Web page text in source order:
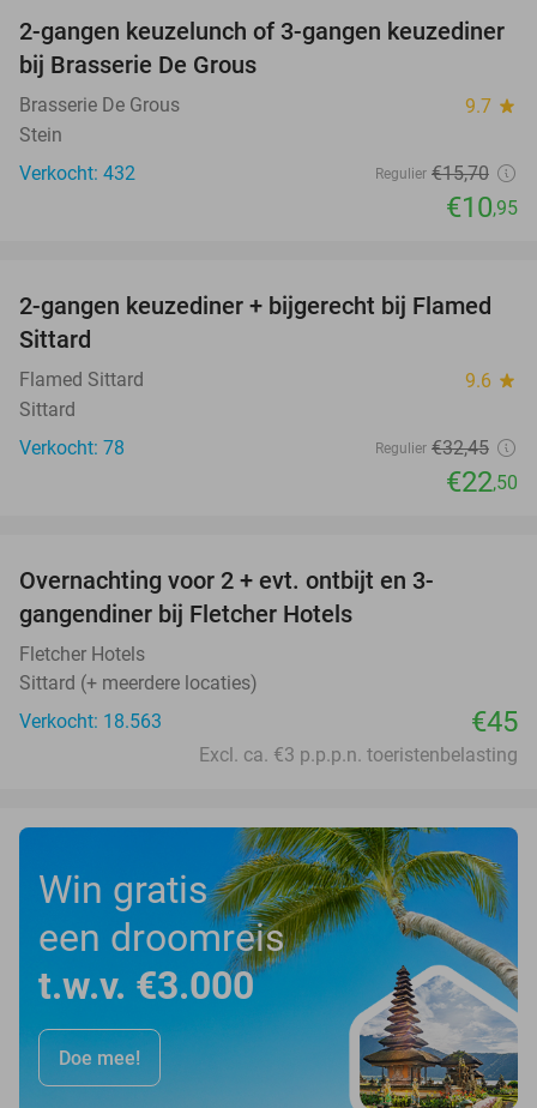
30%
2-gangen keuzelunch of 3-gangen keuzediner
bij Brasserie De Grous
Brasserie De Grous 9.7 star
Stein
Verkocht: 432
Regulier €15,70
€10,95
31%
2-gangen keuzediner + bijgerecht bij Flamed
Sittard
Flamed Sittard 9.6 star
Sittard
Verkocht: 78
Regulier €32,45
€22,50
Overnachting voor 2 + evt. ontbijt en 3-
gangendiner bij Fletcher Hotels
Fletcher Hotels
Sittard (+ meerdere locaties)
Verkocht: 18.563
€45
Excl. ca. €3 p.p.p.n. toeristenbelasting
Win gratis
een droomreis
t.w.v. €3.000
Doe mee!